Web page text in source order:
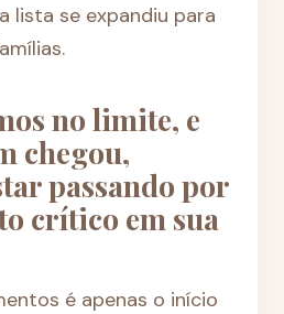
lista se expandiu para
no limite, e
chegou,
passando por
crítico em sua
é apenas o início